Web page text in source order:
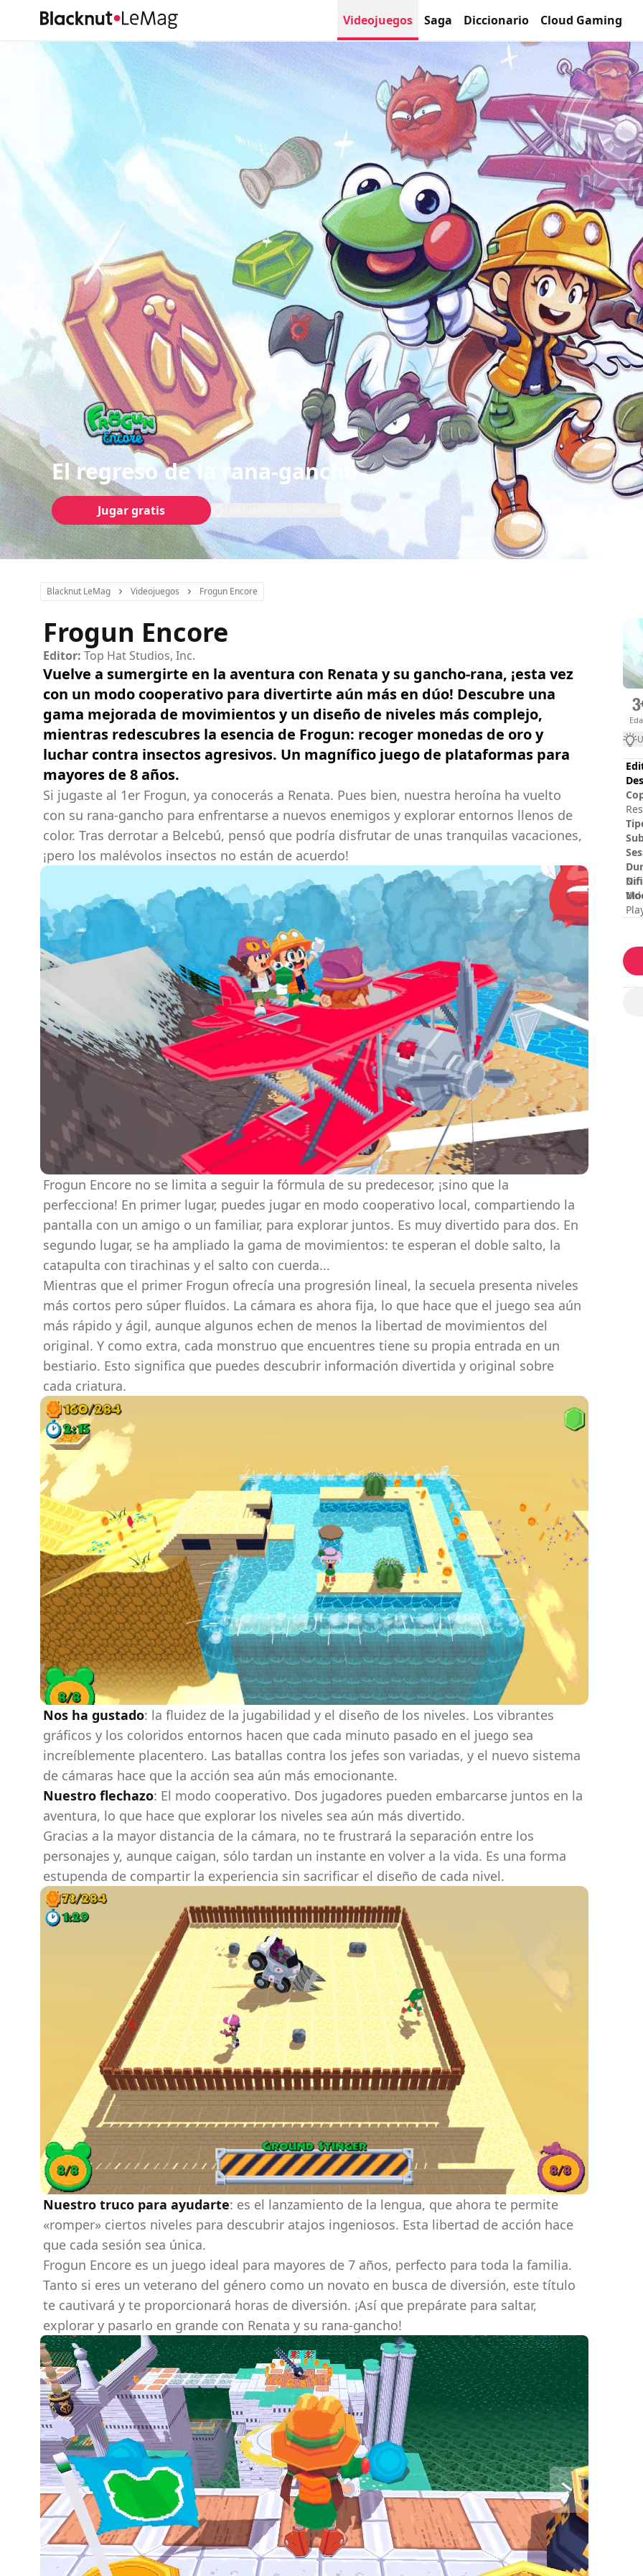
Videojuegos Saga Diccionario Cloud Gaming
El regreso de la rana-gancho
Jugar gratis
Blacknut LeMag Videojuegos Frogun Encore
Frogun Encore
Editor: Top Hat Studios, Inc.
Vuelve a sumergirte en la aventura con Renata y su gancho-rana, ¡esta vez
con un modo cooperativo para divertirte aún más en dúo! Descubre una
gama mejorada de movimientos y un diseño de niveles más complejo,
mientras redescubres la esencia de Frogun: recoger monedas de oro y
luchar contra insectos agresivos. Un magnífico juego de plataformas para
mayores de 8 años.
Si jugaste al 1er Frogun, ya conocerás a Renata. Pues bien, nuestra heroína ha vuelto
con su rana-gancho para enfrentarse a nuevos enemigos y explorar entornos llenos de
color. Tras derrotar a Belcebú, pensó que podría disfrutar de unas tranquilas vacaciones,
¡pero los malévolos insectos no están de acuerdo!
Frogun Encore no se limita a seguir la fórmula de su predecesor, ¡sino que la
perfecciona! En primer lugar, puedes jugar en modo cooperativo local, compartiendo la
pantalla con un amigo o un familiar, para explorar juntos. Es muy divertido para dos. En
segundo lugar, se ha ampliado la gama de movimientos: te esperan el doble salto, la
catapulta con tirachinas y el salto con cuerda...
Mientras que el primer Frogun ofrecía una progresión lineal, la secuela presenta niveles
más cortos pero súper fluidos. La cámara es ahora fija, lo que hace que el juego sea aún
más rápido y ágil, aunque algunos echen de menos la libertad de movimientos del
original. Y como extra, cada monstruo que encuentres tiene su propia entrada en un
bestiario. Esto significa que puedes descubrir información divertida y original sobre
cada criatura.
Nos ha gustado: la fluidez de la jugabilidad y el diseño de los niveles. Los vibrantes
gráficos y los coloridos entornos hacen que cada minuto pasado en el juego sea
increíblemente placentero. Las batallas contra los jefes son variadas, y el nuevo sistema
de cámaras hace que la acción sea aún más emocionante.
Nuestro flechazo: El modo cooperativo. Dos jugadores pueden embarcarse juntos en la
aventura, lo que hace que explorar los niveles sea aún más divertido.
Gracias a la mayor distancia de la cámara, no te frustrará la separación entre los
personajes y, aunque caigan, sólo tardan un instante en volver a la vida. Es una forma
estupenda de compartir la experiencia sin sacrificar el diseño de cada nivel.
Nuestro truco para ayudarte: es el lanzamiento de la lengua, que ahora te permite
«romper» ciertos niveles para descubrir atajos ingeniosos. Esta libertad de acción hace
que cada sesión sea única.
Frogun Encore es un juego ideal para mayores de 7 años, perfecto para toda la familia.
Tanto si eres un veterano del género como un novato en busca de diversión, este título
te cautivará y te proporcionará horas de diversión. ¡Así que prepárate para saltar,
explorar y pasarlo en grande con Renata y su rana-gancho!